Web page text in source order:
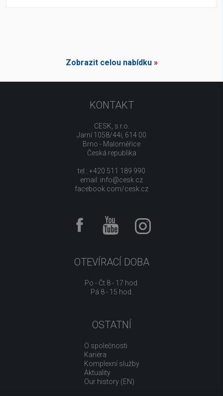
Zobrazit celou nabídku»
KONTAKT
CESK, s.r.o.
Jarní 1058/44i, 614 00
Brno - Maloměřice
Česká republika
tel.: +420 511 189 990
email: info@cesk.cz
facebook.com/cesk.cz
OTEVÍRACÍ DOBA
Po - Čt 8 - 17 hod.
Pá 8 - 15 hod.
OSTATNÍ
O společnosti
Kariéra
Komplexní služby
Aktuality
Our history (EN)